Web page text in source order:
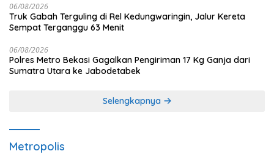
06/08/2026
Truk Gabah Terguling di Rel Kedungwaringin, Jalur Kereta
Sempat Terganggu 63 Menit
06/08/2026
Polres Metro Bekasi Gagalkan Pengiriman 17 Kg Ganja dari
Sumatra Utara ke Jabodetabek
Selengkapnya
Metropolis